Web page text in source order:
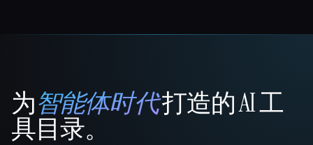
That AI Collection
为智能体时代打造的 AI 工
具目录。